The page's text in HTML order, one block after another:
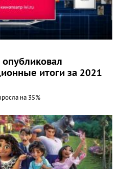
итоги за 2021
на 35%